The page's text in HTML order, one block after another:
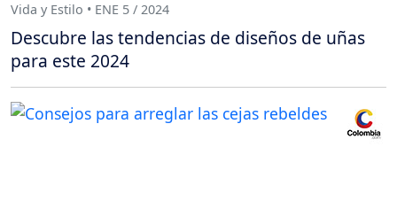
Vida y Estilo • ENE 5 / 2024
Descubre las tendencias de diseños de uñas
para este 2024